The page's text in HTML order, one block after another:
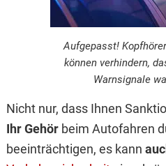
Aufgepasst!
können verhindern,
Warnsignale
Nicht nur, dass Ihnen
Ihr Gehörbeim Autofahren
beeinträchtigen, es kann